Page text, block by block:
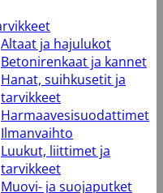
Altaat ja hajulukot
Betonirenkaat ja kannet
Hanat, suihkusetit ja
tarvikkeet
Harmaavesisuodattimet
Ilmanvaihto
Luukut, liittimet ja
tarvikkeet
Muovi- ja suojaputket